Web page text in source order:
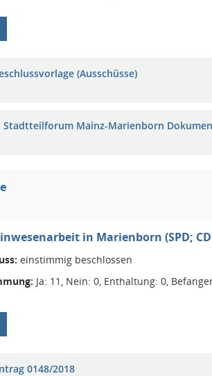
(Ausschüsse)
Stadtteilforum Mainz-Marienborn
in Marienborn (SPD;
einstimmig beschlossen
Ja: 11, Nein: 0, Enthaltung: 0,
0148/2018